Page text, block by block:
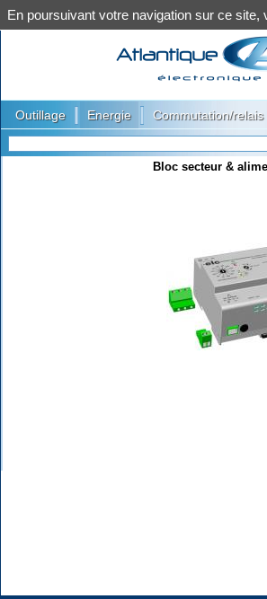
Outillage Energie Commutation/relais
Bloc secteur &
En poursuivant votre navigation sur ce